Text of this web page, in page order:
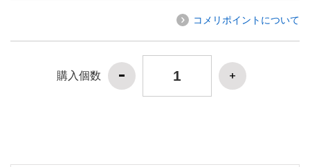
コメリポイントについて
購入個数